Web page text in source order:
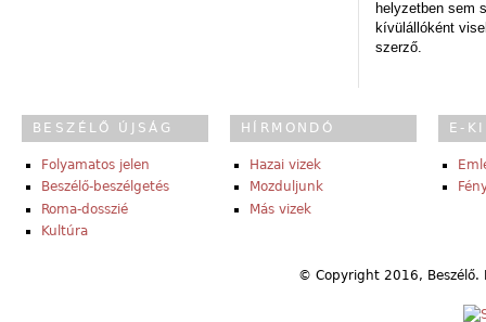
helyzetben sem
kívülállóként
szerző.
BESZÉLŐ ÚJSÁG
Folyamatos jelen
Beszélő-beszélgetés
Roma-dosszié
Kultúra
HÍRMONDÓ
Hazai vizek
Mozduljunk
Más vizek
E-
© Copyright 2016,